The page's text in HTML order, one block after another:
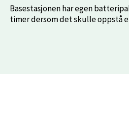
Basestasjonen har egen
timer dersom det skulle oppstå